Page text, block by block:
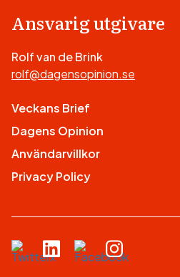
Ansvarig utgivare
Rolf van de Brink
rolf@dagensopinion.se
Veckans Brief
Dagens Opinion
Användarvillkor
Privacy Policy